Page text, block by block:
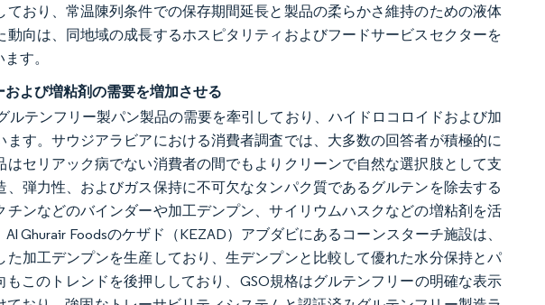
おり、常温陳列条件での保存期間延長と製品の柔らかさ維持のための液体
向は、同地域の成長するホスピタリティおよびフードサービスセクターを
す。
よび増粘剤の需要を増加させる
テンフリー製パン製品の需要を牽引しており、ハイドロコロイドおよび加
す。サウジアラビアにおける消費者調査では、大多数の回答者が積極的に
セリアック病でない消費者の間でもよりクリーンで自然な選択肢として支
弾力性、およびガス保持に不可欠なタンパク質であるグルテンを除去する
ンなどのバインダーや加工デンプン、サイリウムハスクなどの増粘剤を活
Ghurair Foodsのケザド（KEZAD）アブダビにあるコーンスターチ施設は、
加工デンプンを生産しており、生デンプンと比較して優れた水分保持とパ
このトレンドを後押ししており、GSO規格はグルテンフリーの明確な表示